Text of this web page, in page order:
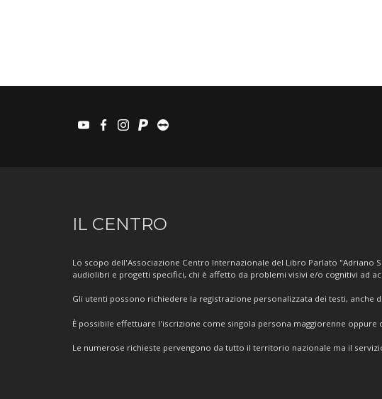
youtubefacebook
instagram
paypalteamviewer
Informazioni
IL CENTRO
Lo scopo dell'Associazione Centro Internazionale del Libro Parlato "Adriano
audiolibri e progetti specifici, chi è affetto da problemi visivi e/o cognitivi ad
Gli utenti possono richiedere la registrazione personalizzata dei testi, anche
È possibile effettuare l'iscrizione come singola persona maggiorenne oppure
Le numerose richieste pervengono da tutto il territorio nazionale ma il